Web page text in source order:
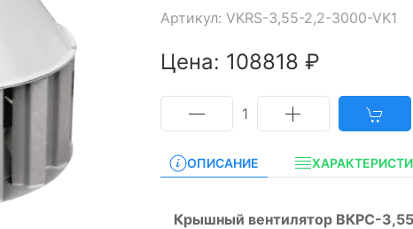
Артикул: VKRS-3,55-2,2-3000-VK1
Цена: 108818 ₽
1
ОПИСАНИЕ
Крышный вентилятор ВКРС-